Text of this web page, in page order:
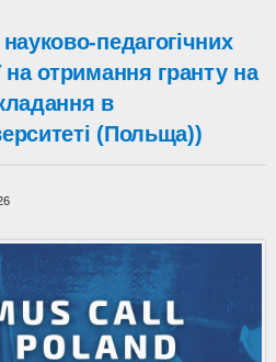
педагогічних
на отримання гранту на
в
(Польща))